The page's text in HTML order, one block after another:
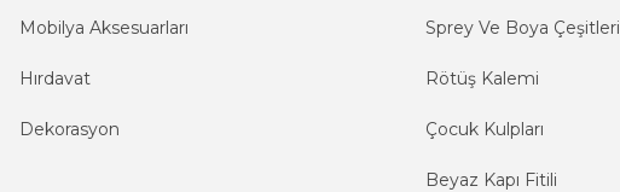
Mobilya Aksesuarları
Hırdavat
Dekorasyon
Sprey Ve Boya Çeşitleri
Rötüş Kalemi
Çocuk Kulpları
Beyaz Kapı Fitili